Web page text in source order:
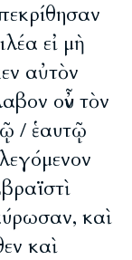
εἰ μὴ
αὐτὸν
οὖν τὸν
/ ἑαυτῷ
καὶ
καὶ